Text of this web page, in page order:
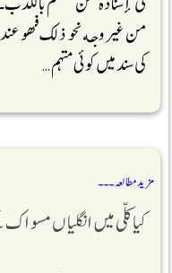
کی سند میں کوئی متہم …
کیا کلّی میں انگلیاں
مزید مطالعہ ۔۔۔